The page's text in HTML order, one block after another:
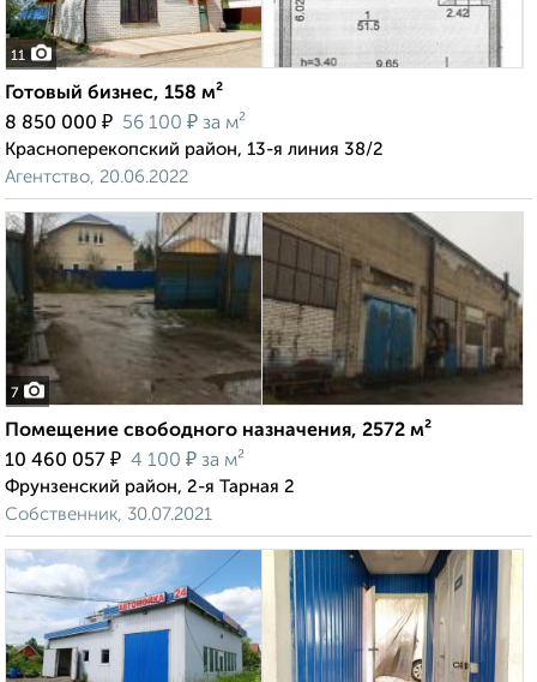
11
Готовый бизнес, 158 м²
8 850 000 ₽ 56 100 ₽ за м²
Красноперекопский район, 13-я линия 38/2
Агентство, 20.06.2022
7
Помещение свободного назначения, 2572 м²
10 460 057 ₽ 4 100 ₽ за м²
Фрунзенский район, 2-я Тарная 2
Собственник, 30.07.2021